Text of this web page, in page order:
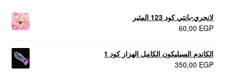
لانجري-بانتي كود 123 المثير
60,00 EGP
الكاندم السيليكون الكامل الهزاز كود 1
350,00 EGP